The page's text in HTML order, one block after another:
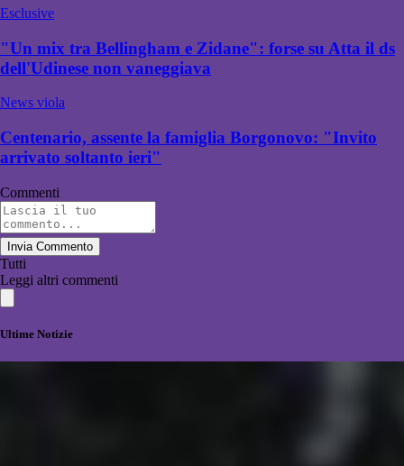
Esclusive
"Un mix tra Bellingham e Zidane": forse su Atta il ds
dell'Udinese non vaneggiava
News viola
Centenario, assente la famiglia Borgonovo: "Invito
arrivato soltanto ieri"
Commenti
Invia Commento
Tutti
Leggi altri commenti
Ultime Notizie